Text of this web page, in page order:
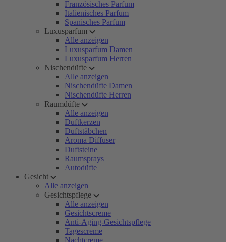
Französisches Parfum
Italienisches Parfum
Spanisches Parfum
Luxusparfum
Alle anzeigen
Luxusparfum Damen
Luxusparfum Herren
Nischendüfte
Alle anzeigen
Nischendüfte Damen
Nischendüfte Herren
Raumdüfte
Alle anzeigen
Duftkerzen
Duftstäbchen
Aroma Diffuser
Duftsteine
Raumsprays
Autodüfte
Gesicht
Alle anzeigen
Gesichtspflege
Alle anzeigen
Gesichtscreme
Anti-Aging-Gesichtspflege
Tagescreme
Nachtcreme